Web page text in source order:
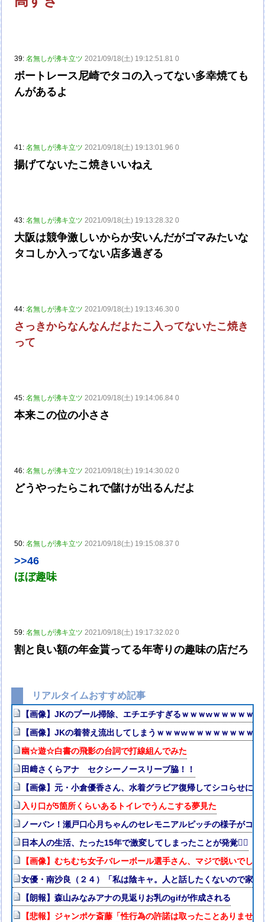
39:名無しが沸キ立ツ 2021/09/18(土) 19:12:51.81 0
ボートレース尼崎でタコの入ってない多幸焼ても
んがあるよ
41:名無しが沸キ立ツ 2021/09/18(土) 19:13:01.96 0
揚げてないたこ焼きいいねえ
43:名無しが沸キ立ツ 2021/09/18(土) 19:13:28.32 0
大阪は競争激しいからか安いんだがゴマみたいな
タコしか入ってない店多過ぎる
44:名無しが沸キ立ツ 2021/09/18(土) 19:13:46.30 0
さっきからなんなんだよたこ入ってないたこ焼き
って
45:名無しが沸キ立ツ 2021/09/18(土) 19:14:06.84 0
本来この位の小ささ
46:名無しが沸キ立ツ 2021/09/18(土) 19:14:30.02 0
どうやったらこれで儲けが出るんだよ
50:名無しが沸キ立ツ 2021/09/18(土) 19:15:08.37 0
>>46
ほぼ趣味
59:名無しが沸キ立ツ 2021/09/18(土) 19:17:32.02 0
割と良い額の年金貰ってる年寄りの趣味の店だろ
リアルタイムおすすめ記事
【画像】JKのプール掃除、エチエチすぎるｗｗｗwｗｗｗｗｗ
【画像】JKの着替え流出してしまうｗｗｗwｗｗｗｗｗｗｗｗ❤
幽☆遊☆白書の飛影の台詞で打線組んでみた
田﨑さくらアナ セクシーノースリーブ脇！！
【画像】元・小倉優香さん、水着グラビア復帰してシコらせにく
入り口が5箇所くらいあるトイレでうんこする夢見た
ノーバン！瀬戸口心月ちゃんのセレモニアルピッチの様子がコ
日本人の生活、たった15年で激変してしまったことが発覚🤦‍♂
【画像】むちむち女子バレーボール選手さん、マジで脱いでし
女優・南沙良（２４）「私は陰キャ。人と話したくないので家
【朗報】森山みなみアナの見返りお乳のgifが作成される
【悲報】ジャンポケ斎藤「性行為の許諾は取ったことありません